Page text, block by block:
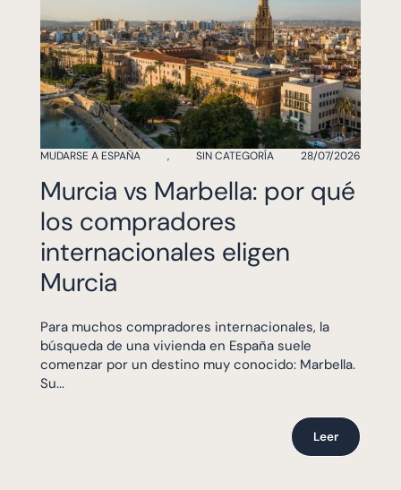
MUDARSE A ESPAÑA , SIN CATEGORÍA 28/07/2026
Murcia vs Marbella: por qué
los compradores
internacionales eligen
Murcia
Para muchos compradores internacionales, la
búsqueda de una vivienda en España suele
comenzar por un destino muy conocido: Marbella.
Su...
Leer